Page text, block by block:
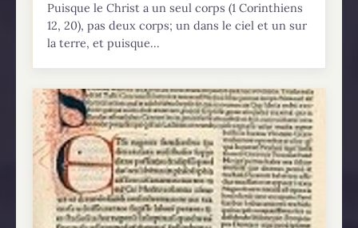
Puisque le Christ a un seul corps (1 Corinthiens
12, 20), pas deux corps; un dans le ciel et un sur
la terre, et puisque...